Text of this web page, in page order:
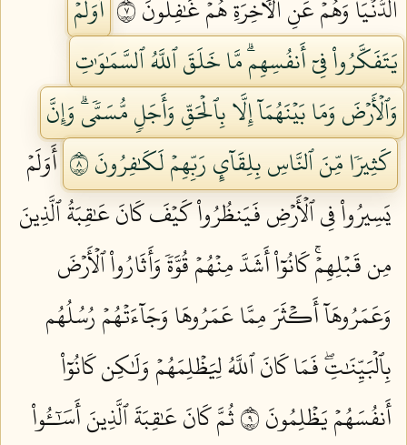
ٱلدُّنۡيَا وَهُمۡ عَنِ ٱلۡأٓخِرَةِ هُمۡ غَٰفِلُونَ ٧
أَوَلَمۡ
يَتَفَكَّرُواْ فِيٓ أَنفُسِهِمۗ مَّا خَلَقَ ٱللَّهُ ٱلسَّمَٰوَٰتِ
وَٱلۡأَرۡضَ وَمَا بَيۡنَهُمَآ إِلَّا بِٱلۡحَقِّ وَأَجَلٖ مُّسَمّٗىۗ وَإِنَّ
كَثِيرٗا مِّنَ ٱلنَّاسِ بِلِقَآيِٕ رَبِّهِمۡ لَكَٰفِرُونَ ٨
أَوَلَمۡ
يَسِيرُواْ فِي ٱلۡأَرۡضِ فَيَنظُرُواْ كَيۡفَ كَانَ عَٰقِبَةُ ٱلَّذِينَ
مِن قَبۡلِهِمۡۚ كَانُوٓاْ أَشَدَّ مِنۡهُمۡ قُوَّةٗ وَأَثَارُواْ ٱلۡأَرۡضَ
وَعَمَرُوهَآ أَكۡثَرَ مِمَّا عَمَرُوهَا وَجَآءَتۡهُمۡ رُسُلُهُم
بِٱلۡبَيِّنَٰتِۖ فَمَا كَانَ ٱللَّهُ لِيَظۡلِمَهُمۡ وَلَٰكِن كَانُوٓاْ
أَنفُسَهُمۡ يَظۡلِمُونَ ٩
ثُمَّ كَانَ عَٰقِبَةَ ٱلَّذِينَ أَسَٰٓـُٔواْ